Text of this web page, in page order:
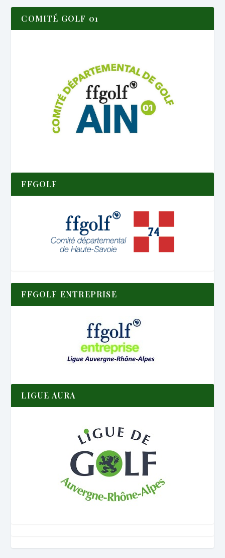
COMITÉ GOLF 01
FFGOLF
FFGOLF ENTREPRISE
LIGUE AURA